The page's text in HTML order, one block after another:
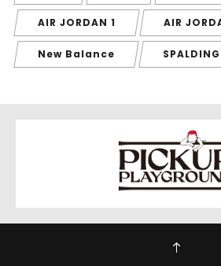
AIR JORDAN 1 AIR
New Balance SPALDING